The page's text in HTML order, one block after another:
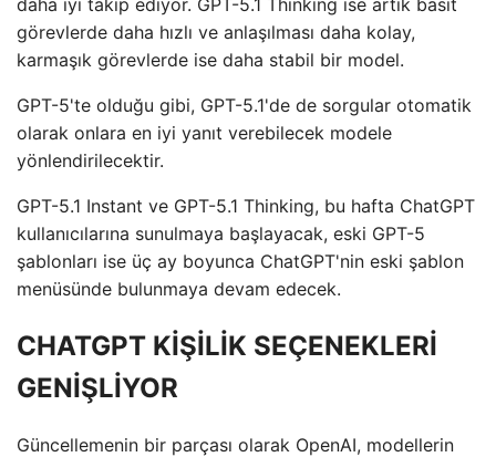
görevlerde daha hızlı ve anlaşılması daha kolay,
karmaşık görevlerde ise daha stabil bir model.
GPT-5'te olduğu gibi, GPT-5.1'de de sorgular otomatik
olarak onlara en iyi yanıt verebilecek modele
yönlendirilecektir.
GPT-5.1 Instant ve GPT-5.1 Thinking, bu hafta ChatGPT
kullanıcılarına sunulmaya başlayacak, eski GPT-5
şablonları ise üç ay boyunca ChatGPT'nin eski şablon
menüsünde bulunmaya devam edecek.
CHATGPT KİŞİLİK SEÇENEKLERİ
GENİŞLİYOR
Güncellemenin bir parçası olarak OpenAI, modellerin